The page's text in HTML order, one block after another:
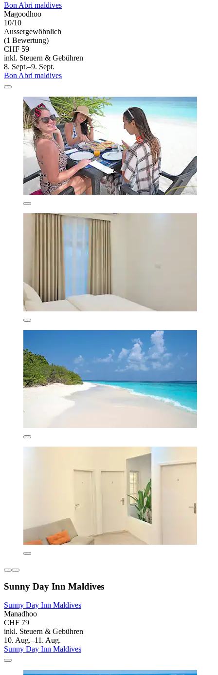
Bon Abri maldives
Magoodhoo
10/10
Aussergewöhnlich
(1 Bewertung)
CHF 59
inkl. Steuern & Gebühren
8. Sept.–9. Sept.
Bon Abri maldives
Sunny Day Inn Maldives
Sunny Day Inn Maldives
Manadhoo
CHF 79
inkl. Steuern & Gebühren
10. Aug.–11. Aug.
Sunny Day Inn Maldives